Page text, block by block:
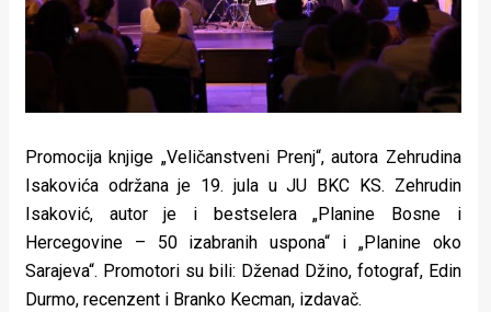
Promocija knjige „Veličanstveni Prenj“, autora Zehrudina
Isakovića održana je 19. jula u JU BKC KS. Zehrudin
Isaković, autor je i bestselera „Planine Bosne i
Hercegovine – 50 izabranih uspona“ i „Planine oko
Sarajeva“. Promotori su bili: Dženad Džino, fotograf, Edin
Durmo, recenzent i Branko Kecman, izdavač.